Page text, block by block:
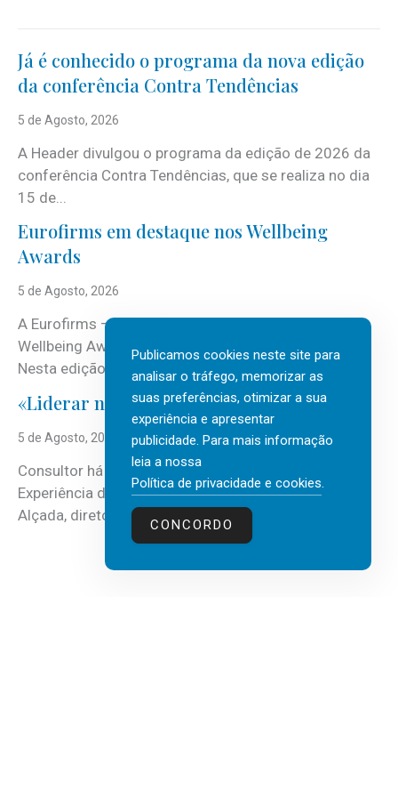
Já é conhecido o programa da nova edição
da conferência Contra Tendências
5 de Agosto, 2026
A Header divulgou o programa da edição de 2026 da
conferência Contra Tendências, que se realiza no dia
15 de...
Eurofirms em destaque nos Wellbeing
Awards
5 de Agosto, 2026
A Eurofirms – People first está de regresso aos
Wellbeing Awards, integrando o Top Wellbeing 2026.
Nesta edição, a multinacional...
«Liderar não é um talento místico.»
5 de Agosto, 2026
Consultor há mais de três décadas nas áreas de
Experiência do Cliente, Vendas e Liderança, Manuel
Alçada, diretor executivo da...
Publicamos cookies neste site para
analisar o tráfego, memorizar as
suas preferências, otimizar a sua
experiência e apresentar
publicidade. Para mais informação
leia a nossa
Política de privacidade e cookies.
CONCORDO